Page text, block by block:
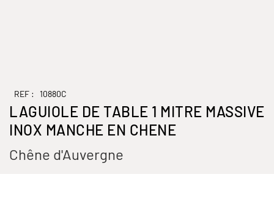
REF : 10880C
LAGUIOLE DE TABLE 1 MITRE MASSIVE
INOX MANCHE EN CHENE
Chêne d'Auvergne